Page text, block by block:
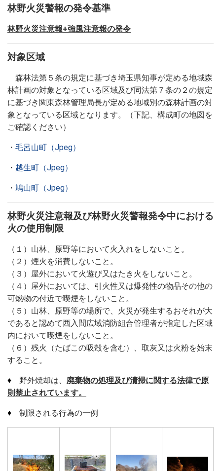
林野火災警報の発令基準
林野火災注意報+強風注意報の発令
対象区域
森林法第５条の規定に基づき埼玉県知事が定める地域森
林計画の対象となっている区域及び同法第７条の２の規定
に基づき関東森林管理局長が定める地域別の森林計画の対
象となっている区域となります。（下記、構成町の地図を
ご確認ください）
・ 毛呂山町（Jpeg）
・ 越生町（Jpeg）
・ 鳩山町（Jpeg）
林野火災注意報及び林野火災警報発令中における
火の使用制限
（１）山林、原野等において火入れをしないこと。
（２）煙火を消費しないこと。
（３）屋外において火遊び又はたき火をしないこと。
（４）屋外においては、引火性又は爆発性の物品その他の
可燃物の付近で喫煙をしないこと。
（５）山林、原野等の場所で、火災が発生するおそれが大
であると認めて西入間広域消防組合管理者が指定した区域
内において喫煙をしないこと。
（６）残火（たばこの吸殻を含む）、取灰又は火粉を始末
すること。
♦ 野外焼却は、 廃棄物の処理及び清掃に関する法律で原
則禁止されています。
♦ 制限される行為の一例